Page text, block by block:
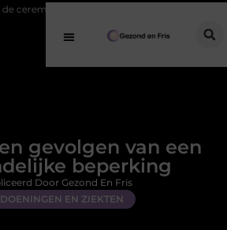
De FUT-methode: hoe deze klassieke
gevolgen van een
beperking
EN ZIEKTEN
Door Gezond En Fris